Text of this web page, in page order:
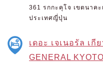
361 รกกะคุโจ เขตนาคะ
ประเทศญี่ปุ่น
เดอะ เจเนอรัล เกี
GENERAL